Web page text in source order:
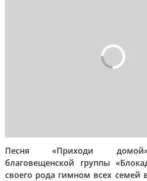
Песня «Приходи
благовещенской группы
своего рода гимном всех семей